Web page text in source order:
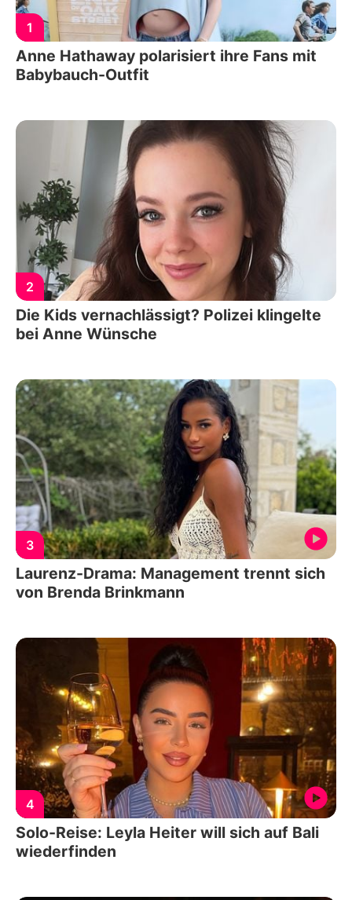
1
Anne Hathaway polarisiert ihre Fans mit
Babybauch-Outfit
2
Die Kids vernachlässigt? Polizei klingelte
bei Anne Wünsche
3
Laurenz-Drama: Management trennt sich
von Brenda Brinkmann
4
Solo-Reise: Leyla Heiter will sich auf Bali
wiederfinden